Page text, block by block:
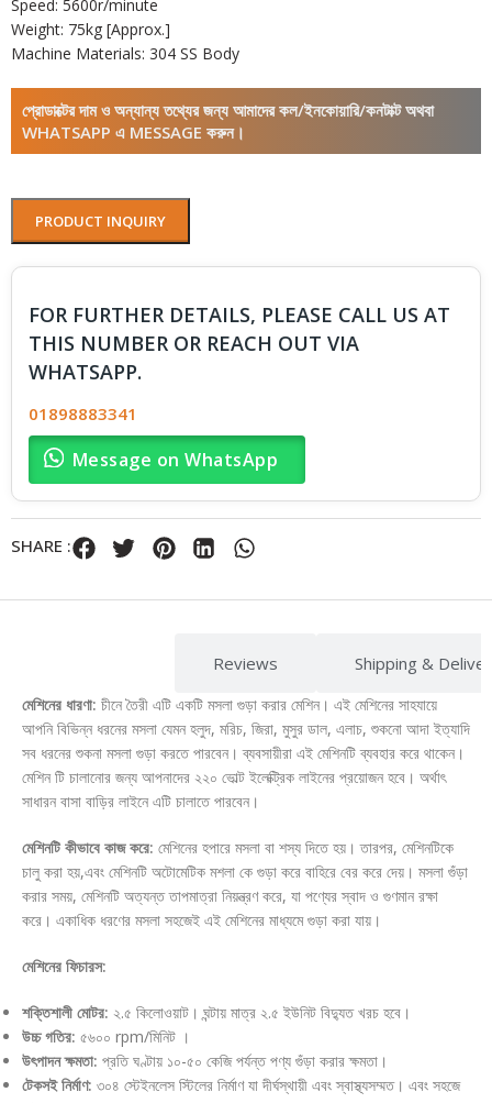
Speed: 5600r/minute
Weight: 75kg [Approx.]
Machine Materials: 304 SS Body
প্রোডাক্টের দাম ও অন্যান্য তথ্যের জন্য আমাদের কল/ইনকোয়ারি/কনটাক্ট অথবা
WHATSAPP এ MESSAGE করুন।
PRODUCT INQUIRY
FOR FURTHER DETAILS, PLEASE CALL US AT
THIS NUMBER OR REACH OUT VIA
WHATSAPP.
01898883341
Message on WhatsApp
SHARE :
Reviews Shipping &
মেশিনের ধারণা: চীনে তৈরী এটি একটি মসলা গুড়া করার মেশিন। এই মেশিনের সাহযায়ে
আপনি বিভিন্ন ধরনের মসলা যেমন হলুদ, মরিচ, জিরা, মুসুর ডাল, এলাচ, শুকনো আদা ইত্যাদি
সব ধরনের শুকনা মসলা গুড়া করতে পারবেন। ব্যবসায়ীরা এই মেশিনটি ব্যবহার করে থাকেন।
মেশিন টি চালানোর জন্য আপনাদের ২২০ ভোল্ট ইলেক্ট্রিক লাইনের প্রয়োজন হবে। অর্থাৎ
সাধারন বাসা বাড়ির লাইনে এটি চালাতে পারবেন।
মেশিনটি কীভাবে কাজ করে: মেশিনের হপারে মসলা বা শস্য দিতে হয়। তারপর, মেশিনটিকে
চালু করা হয়,এবং মেশিনটি অটোমেটিক মশলা কে গুড়া করে বাহিরে বের করে দেয়। মসলা গুঁড়া
করার সময়, মেশিনটি অত্যন্ত তাপমাত্রা নিয়ন্ত্রণ করে, যা পণ্যের স্বাদ ও গুণমান রক্ষা
করে। একাধিক ধরণের মসলা সহজেই এই মেশিনের মাধ্যমে গুড়া করা যায়।
মেশিনের ফিচারস:
শক্তিশালী মোটর: ২.৫ কিলোওয়াট। ঘন্টায় মাত্র ২.৫ ইউনিট বিদ্যুত খরচ হবে।
উচ্চ গতির: ৫৬০০ rpm/মিনিট ।
উৎপাদন ক্ষমতা: প্রতি ঘণ্টায় ১০-৫০ কেজি পর্যন্ত পণ্য গুঁড়া করার ক্ষমতা।
টেকসই নির্মাণ: ৩০৪ স্টেইনলেস স্টিলের নির্মাণ যা দীর্ঘস্থায়ী এবং স্বাস্থ্যসম্মত। এবং সহজে